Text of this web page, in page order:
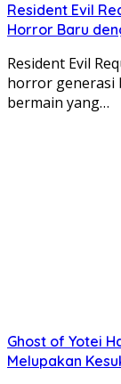
Resident Evil
Horror Baru
Resident Evil
horror generasi
bermain yang…
Ghost of Yotei
Melupakan